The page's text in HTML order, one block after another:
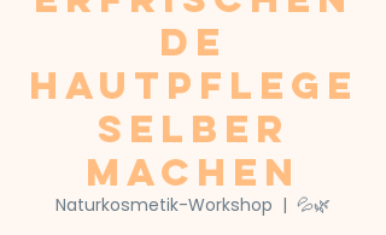
de
Hautpflege
selber
machen
Naturkosmetik-Workshop
  |
💦🌿